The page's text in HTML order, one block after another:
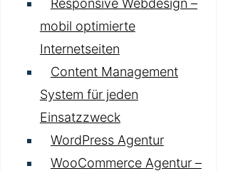
Responsive Webdesign –
mobil optimierte
Internetseiten
Content Management
System für jeden
Einsatzzweck
WordPress Agentur
WooCommerce Agentur –